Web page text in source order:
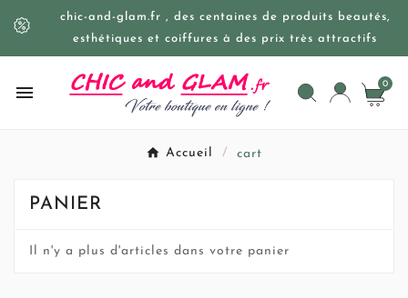
chic-and-glam.fr , des centaines de produits beautés,
esthétiques et coiffures à des prix très attractifs
 0
Accueil cart
PANIER
Il n'y a plus d'articles dans votre panier